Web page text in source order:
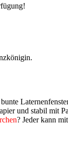
und stabil mit
? Jeder kann